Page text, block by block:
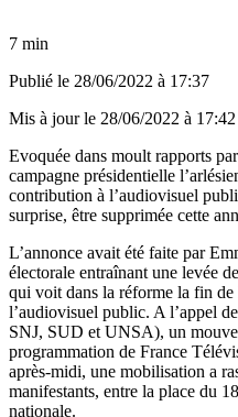
7 min
Publié le 28/06/2022 à 17:37
Mis à jour le 28/06/2022 à 17:42
Evoquée dans moult rapports
campagne présidentielle
contribution à l’audiovisuel
surprise, être supprimée cette
L’annonce avait été faite par
électorale entraînant une levée
qui voit dans la réforme la fin de
l’audiovisuel public. A l’appel
SNJ, SUD et UNSA), un
programmation de France
après-midi, une mobilisation a
manifestants, entre la place du
nationale.